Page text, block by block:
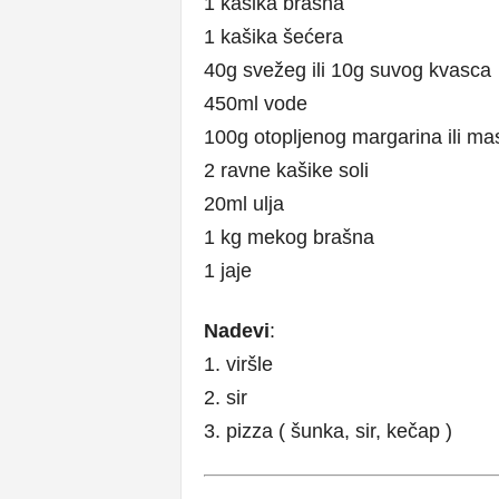
1 kašika šećera
40g svežeg ili 10g suvog kvasca
450ml vode
100g otopljenog margarina ili
2 ravne kašike soli
20ml ulja
1 kg mekog brašna
1 jaje
Nadevi:
1. viršle
2. sir
3. pizza ( šunka, sir, kečap )